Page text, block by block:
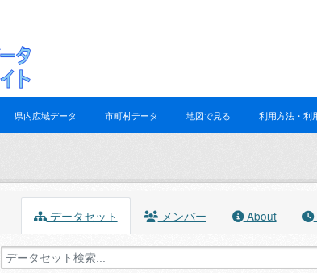
県内広域データ 市町村データ 地図で見る 利用方法・利
データセット メンバー About